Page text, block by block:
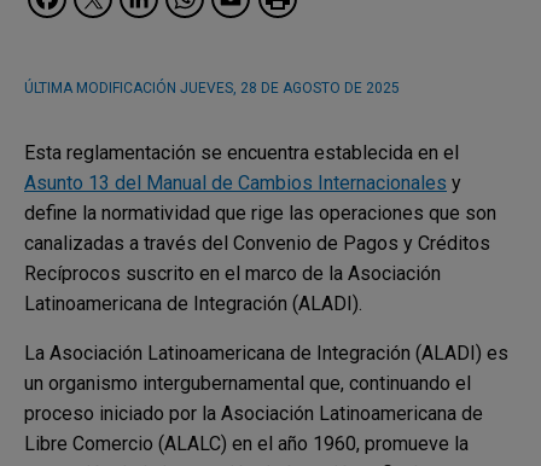
ÚLTIMA MODIFICACIÓN JUEVES, 28 DE AGOSTO DE 2025
Esta reglamentación se encuentra establecida en el
Asunto 13 del Manual de Cambios Internacionales y
define la normatividad que rige las operaciones que son
canalizadas a través del Convenio de Pagos y Créditos
Recíprocos suscrito en el marco de la Asociación
Latinoamericana de Integración (ALADI).
La Asociación Latinoamericana de Integración (ALADI) es
un organismo intergubernamental que, continuando el
proceso iniciado por la Asociación Latinoamericana de
Libre Comercio (ALALC) en el año 1960, promueve la